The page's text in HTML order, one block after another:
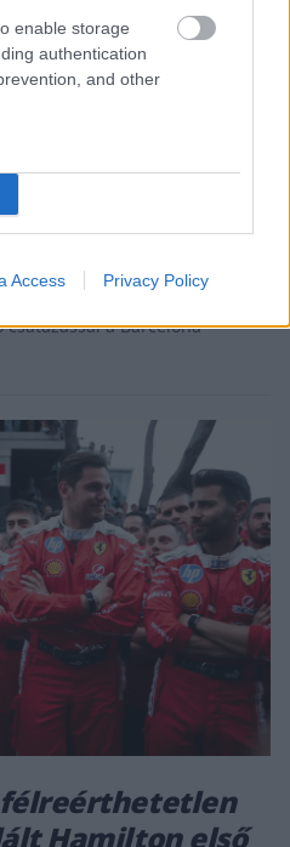
enable storage
authentication
and other
Access Privacy Policy
volna
haragítja a
és Kimi Antonelli sokat
a Barcelona-
félreérthetetlen
Hamilton első